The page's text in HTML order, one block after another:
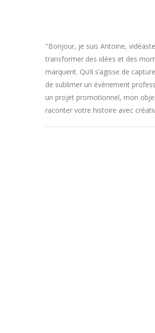
En
savoir
plus
"Bonjour, je suis Antoine,
transformer des idées et des
marquent. Qu’il s’agisse de
de sublimer un événement
un projet promotionnel, mon
raconter votre histoire avec